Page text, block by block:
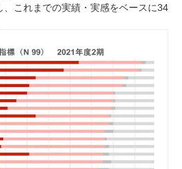
、これまでの実績・実感をベースに34